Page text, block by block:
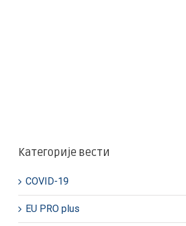
Категорије вести
COVID-19
EU PRO plus